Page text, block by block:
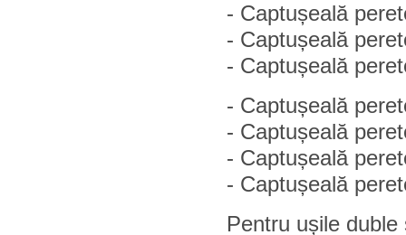
- Captușeală
- Captușeală
- Captușeală
- Captușeală
- Captușeală
- Captușeală
- Captușeală
Pentru ușile